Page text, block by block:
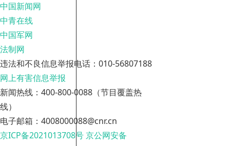
中国新闻网
中青在线
中国军网
法制网
违法和不良信息举报电话：010-56807188
网上有害信息举报
新闻热线：400-800-0088（节目覆盖热
线）
电子邮箱：4008000088@cnr.cn
京ICP备2021013708号京公网安备